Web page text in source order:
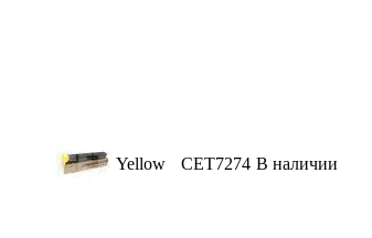
Yellow CET7274 В наличии